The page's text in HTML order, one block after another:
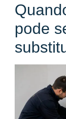
pode